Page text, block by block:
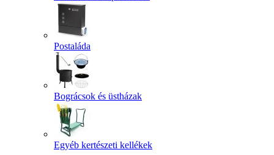
Postaláda
Bográcsok és üstházak
Egyéb kertészeti kellékek